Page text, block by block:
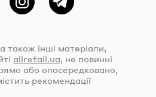
InstagramTelegram
також інші матеріали,
allretail.ua, не повинні
або опосередковано,
рекомендації